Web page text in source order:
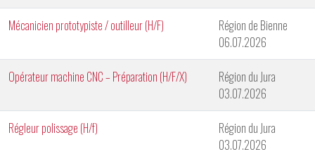
Mécanicien prototypiste / outilleur (H/F)
Région de Bienne
06.07.2026
Opérateur machine CNC – Préparation (H/F/X)
Région du Jura
03.07.2026
Régleur polissage (H/f)
Région du Jura
03.07.2026